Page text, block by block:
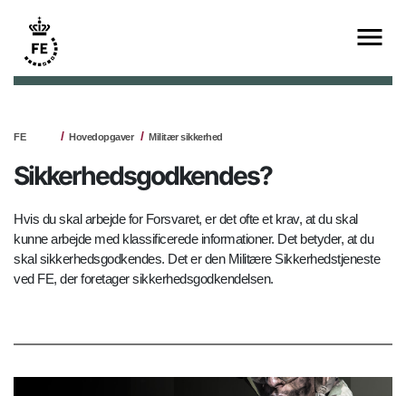
FE Hovedopgaver Militær sikkerhed
Sikkerhedsgodkendes?
Hvis du skal arbejde for Forsvaret, er det ofte et krav, at du skal
kunne arbejde med klassificerede informationer. Det betyder, at du
skal sikkerhedsgodkendes. Det er den Militære Sikkerhedstjeneste
ved FE, der foretager sikkerhedsgodkendelsen.